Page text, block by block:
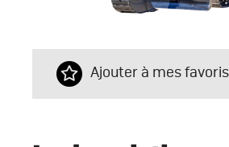
Ajouter à mes favoris